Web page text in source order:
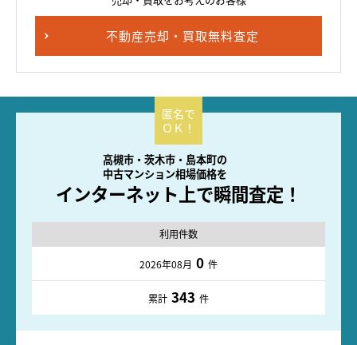
不動産売却・買取無料査定
高槻市・茨木市・島本町の
中古マンション相場価格を
インターネット上で瞬間査定！
利用件数
2026年08月 0 件
累計 343 件